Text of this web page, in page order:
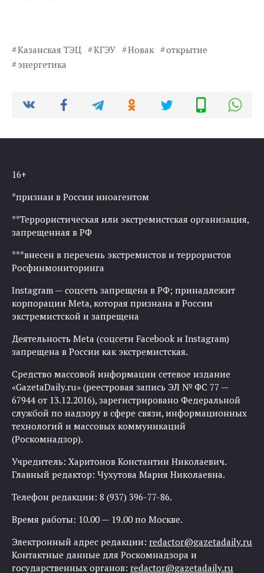
Казанская ТЭЦ КГЭУ Новак
открытие
энергетика
16+
*признан в России иноагентом
**Террористическая или экстремистская организация,
запрещенная в РФ
***внесен в перечень экстремистов и террористов
Росфинмониторинга
Instagram — соцсеть запрещена в РФ; принадлежит
корпорации Meta, которая признана в России
экстремистской и запрещена
Деятельность Meta (соцсети Facebook и Instagram)
запрещена в России как экстремистская.
Средство массовой информации сетевое издание
«GazetaDaily.ru» (реестровая запись ЭЛ № ФС 77 —
67944 от 13.12.2016), зарегистрировано Федеральной
службой по надзору в сфере связи, информационных
технологий и массовых коммуникаций
(Роскомнадзор).
Учредитель: Харитонов Константин Николаевич.
Главный редактор: Чухутова Мария Николаевна.
Телефон редакции: 8 (937) 396-77-86.
Время работы: 10.00 — 19.00 по Москве.
Электронный адрес редакции: redactor@gazetadaily.ru
Контактные данные для Роскомнадзора и
государственных органов: redactor@gazetadaily.ru